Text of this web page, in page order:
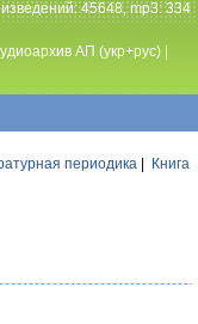
45648, mp3: 334
АП (укр+рус)
периодика
Книга